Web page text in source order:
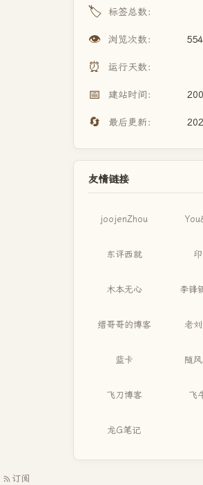
🏷️ 标签总数：
👁️ 浏览次数：
⏰ 运行天数：
📅 建站时间：
🔄 最后更新：
友情链接
joojenZhou
东评西就
木本无心 李锋
缙哥哥的博客 老
蓝卡 随
飞刀博客 飞
龙G笔记
订阅